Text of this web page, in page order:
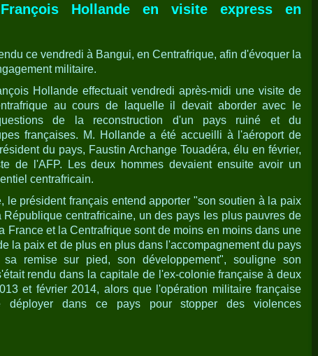
Hollande en visite express en
ce vendredi à Bangui, en Centrafrique, afin d'évoquer la
militaire.
Hollande effectuait vendredi après-midi une visite de
au cours de laquelle il devait aborder avec le
de la reconstruction d'un pays ruiné et du
françaises. M. Hollande a été accueilli à l'aéroport de
du pays, Faustin Archange Touadéra, élu en février,
de l'AFP. Les deux hommes devaient ensuite avoir un
centrafricain.
le président français entend apporter "son soutien à la paix
centrafricaine, un des pays les plus pauvres de
France et la Centrafrique sont de moins en moins dans une
la paix et de plus en plus dans l'accompagnement du pays
sa remise sur pied, son développement", souligne son
rendu dans la capitale de l'ex-colonie française à deux
et février 2014, alors que l'opération militaire française
déployer dans ce pays pour stopper des violences